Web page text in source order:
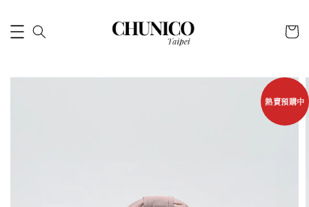
熱賣預購中